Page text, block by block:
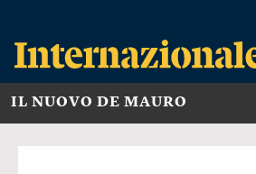
IL NUOVO DE MAURO